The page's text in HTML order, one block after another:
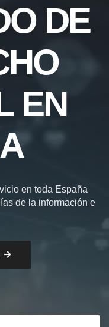
DE
EN
en toda España
de la información e